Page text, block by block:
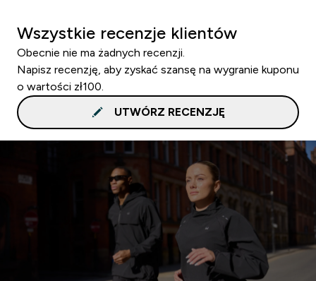
Wszystkie recenzje klientów
Obecnie nie ma żadnych recenzji.
Napisz recenzję, aby zyskać szansę na wygranie kuponu
o wartości zł100.
UTWÓRZ RECENZJĘ